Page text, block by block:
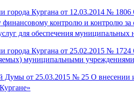
города Кургана от 12.03.2014 №
контролю и контролю за
для обеспечения муниципальных
города Кургана от 25.02.2015 №
муниципальными учреждениями
Думы от 25.03.2015 № 25 О